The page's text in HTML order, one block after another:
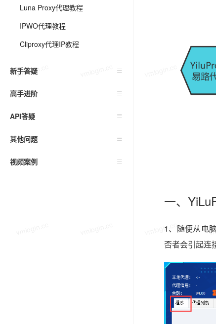
Luna Proxy代理教程
IPWO代理教程
Cliproxy代理IP教程
新手答疑
高手进阶
API答疑
其他问题
视频案例
一、
1、随便从电
否者会引起连
vmlogin.cc
vmlogin.cc